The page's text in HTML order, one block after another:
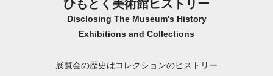
ひもとく美術館ヒストリー
Disclosing The Museum's History
Exhibitions and Collections
展覧会の歴史はコレクションのヒストリー